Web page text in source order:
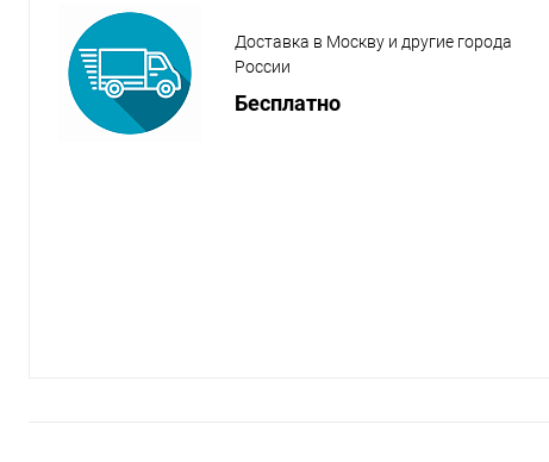
Доставка в Москву и другие города
России
Бесплатно